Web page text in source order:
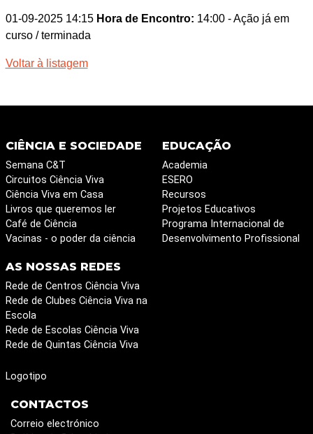
01-09-2025 14:15 Hora de Encontro: 14:00 - Ação já em
curso / terminada
Voltar à listagem
CIÊNCIA E SOCIEDADE
Semana C&T
Circuitos Ciência Viva
Ciência Viva em Casa
Livros que queremos ler
Café de Ciência
Vacinas - o poder da ciência
EDUCAÇÃO
Academia
ESERO
Recursos
Projetos Educativos
Programa Internacional de
Desenvolvimento Profissional
AS NOSSAS REDES
Rede de Centros Ciência Viva
Rede de Clubes Ciência Viva na
Escola
Rede de Escolas Ciência Viva
Rede de Quintas Ciência Viva
Logotipo
CONTACTOS
Correio electrónico